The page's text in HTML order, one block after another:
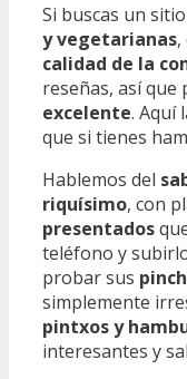
Si buscas un
y vegetarianas
calidad de la
reseñas, así
excelente. Aquí
que si tienes
Hablemos del
riquísimo, con
presentados
teléfono y
probar sus
simplemente
pintxos y
interesantes y